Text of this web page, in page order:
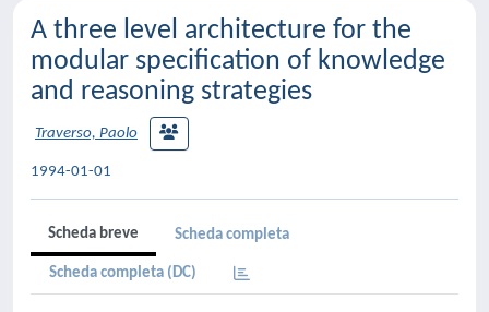
A three level architecture for the
modular specification of knowledge
and reasoning strategies
Traverso, Paolo
1994-01-01
Scheda breve Scheda completa
Scheda completa (DC)